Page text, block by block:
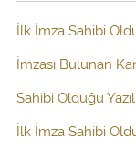
İlk İmza Sahibi
İmzası Bulunan
Sahibi Olduğu
İlk İmza Sahibi